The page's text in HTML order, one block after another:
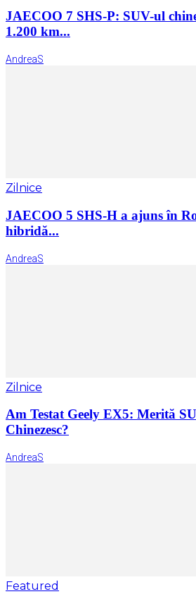
JAECOO 7 SHS-P: SUV-ul
1.200 km...
AndreaS
Zilnice
JAECOO 5 SHS-H a ajuns în
hibridă...
AndreaS
Zilnice
Am Testat Geely EX5: Merită
Chinezesc?
AndreaS
Featured